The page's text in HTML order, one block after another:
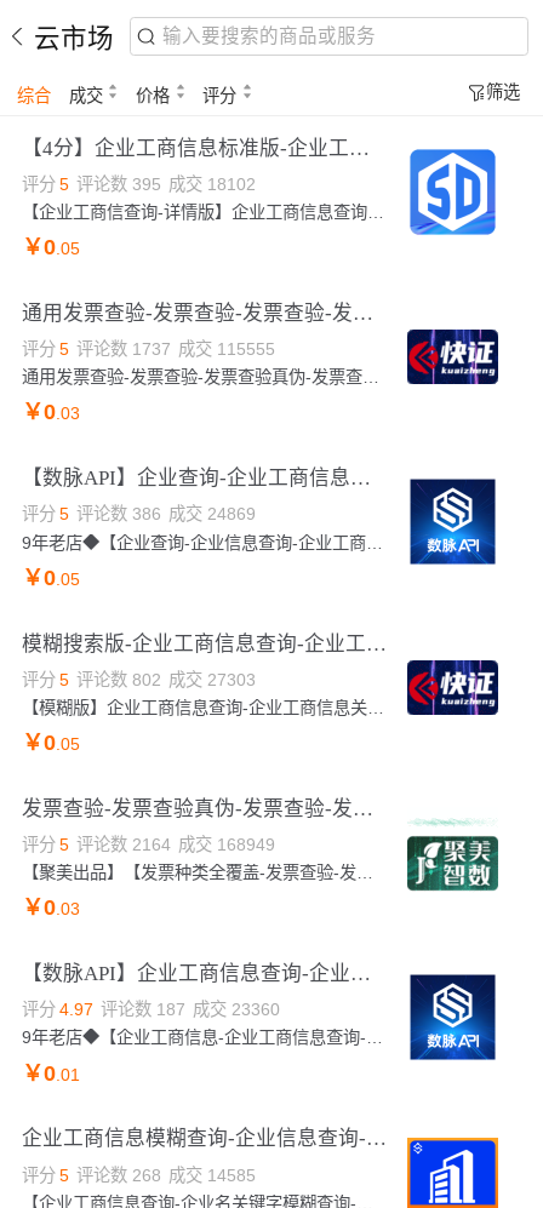
云市场
综合 成交 价格 评分 筛选
【4分】企业工商信息标准版-企业工商信息查询-企业工商信息-工商信息查询-企业工商查询-企业工商信息查询-...
评分 5 评论数 395 成交 18102
【企业工商信查询-详情版】企业工商信息查询-企业工商信息查询-企业信息查询-企业工商信息查询-企业信息查询-企业工商信息查询-企业信息查询-企业工商信息查询企业工商信息查询，企业工商信息模糊查询，企业工商查询，企业工商查询-企业工商信息模糊查询-企业工商信息模糊查询，企业工商查询，企业工商信息查询 企业工商信息查询 企业工商信息模糊查询 企业工商信息 企业工商信息模糊查询 企业工商信息查询 企业工商信息搜索 企业工商信息查询 企业工商信息模糊查询 企业工商信息查询 企业工商信息查询 企业工商信息模糊查询 企业工商信息...
￥0.05
通用发票查验-发票查验-发票查验-发票查询-发票查验-发票验真-发票查验-发票查询-发票查验-发票识别-增值税...
评分 5 评论数 1737 成交 115555
通用发票查验-发票查验-发票查验真伪-发票查验-发票查验-发票查验-发票查询-发票查验-发票验真-发票查验真伪-发票查询-发票查验-发票验真-发票查验真伪-发票查询-发票查验-发票验真-发票查验真伪-发票查询-发票查验-发票验真-发票识别-发票OCR识别-发票查询-发票查验-发票验真-发票查验-发票查询-发票查验-发票验真-发票查询-发票查验-发票查验真伪-发票查询-财务发票查验-发票验证-发票查验真伪-发票查询-发票查验-发票验真-发票查询-增值税发票查验-发票查验真伪-发票查验-发票查验-发票验证-各类发票核验-发票查验-增值税发票查验-增值...
￥0.03
【数脉API】企业查询-企业工商信息查询-企业工商信息模糊查询-企业工商关键字搜索-企业工商信息查询-企业...
评分 5 评论数 386 成交 24869
9年老店◆【企业查询-企业信息查询-企业工商查询-企业查询信息-企业工商信息查询-企业工商模糊-关键字查询】传入公司名称、注册号、社会统一信用代码中的任意一种，即可查询企业工商相关信息，返回企业基本信息，包括公司名称、法定代表人、成立时间、登记状态、注册码、企业信用代码等。口碑商家◆品质保障◆金牌售后—阿里云6星级金牌服务商
￥0.05
模糊搜索版-企业工商信息查询-企业工商模糊查询-企业工商信息查询-企业工商数据查询-企业信息检索-信息查询...
评分 5 评论数 802 成交 27303
【模糊版】企业工商信息查询-企业工商信息关键字查询-企业工商信息模糊查询-企业工商信息查询-企业工商信息关键字查询-企业工商信息模糊查询-企业工商信息查询-企业工商信息关键字查询-企业工商信息模糊查询-企业工商信息查询-企业工商信息关键字查询-企业工商信息模糊查询-企业工商信息查询-企业工商信息关键字查询-企业工商信息模糊查询-企业工商信息查询-企业工商信息关键字查询-企业工商信息模糊查询-企业信息查询-企业信息查询-企业信息查询-企业信息查询-企业信息查询-企业信息查询-企业信息查询-企业信息查询-企业信息查询-企业...
￥0.05
发票查验-发票查验真伪-发票查验-发票查验-发票查询-发票查验-发票验真-发票查验-发票校验-发票查验-发票...
评分 5 评论数 2164 成交 168949
【聚美出品】【发票种类全覆盖-发票查验-发票验真-发票查验真伪-发票查验-发票查验-发票查验-发票查询-发票查验-发票查验-发票查验-发票查验-发票查验真伪-发票查询-发票查验-发票查验真伪-发票校验-发票查验-发票查验真伪-发票验真-发票查验-发票查验真伪-发票查询-发票查验-发票查验真伪-发票验证-发票查验-发票查验真伪-发票查询-发票查验-发票查验真伪-发票查询-发票查验真伪-发票查验-发票验真-发票查验真伪-发票查询-发票查验-发票验真-发票查验真伪-发票查询-发票查验-发票验真-发票查验真伪-发票查询-发票查验-发票验真-发票查验...
￥0.03
【数脉API】企业工商信息查询-企业工商信息详情查询-企业工商信息-法人查询-企业工商精准信息验证-标准版-...
评分 4.97 评论数 187 成交 23360
9年老店◆【企业工商信息-企业工商信息查询-企业信息查询-企业工商详情查询-企业工商法人查询】传入公司名全称/注册号/社会统一信用代码中的任意一种，即可查询企业工商相关信息。返回企业信息，包括法人、注册资本、信用代码、登记机关、经营状态、电话号码等。官方数据，实时更新，精准查询。如需特殊事业单位/社会组织等可使用<特殊企业信息查询>接口。口碑商家◆品质保障◆金牌售后—阿里云6星级金牌服务商
￥0.01
企业工商信息模糊查询-企业信息查询-企业工商模糊查询-企业工商信息查询-企业工商信息模糊查询【数链云】
评分 5 评论数 268 成交 14585